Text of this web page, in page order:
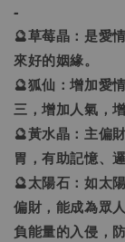
-
🔮草莓晶：是愛
來好的姻緣。
🔮狐仙：增加愛
三，增加人氣，
🔮黃水晶：主偏
胃，有助記憶、
🔮太陽石：如太
偏財，能成為眾
負能量的入侵，